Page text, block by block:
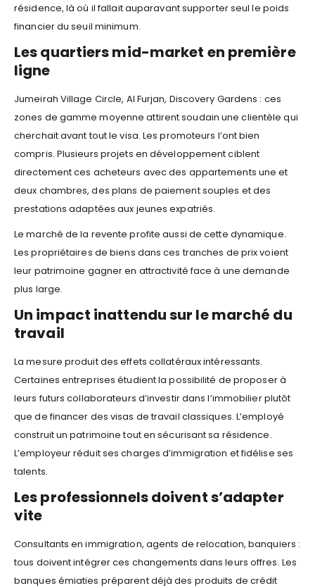
résidence, là où il fallait auparavant supporter seul le poids
financier du seuil minimum.
Les quartiers mid-market en première
ligne
Jumeirah Village Circle, Al Furjan, Discovery Gardens : ces
zones de gamme moyenne attirent soudain une clientèle qui
cherchait avant tout le visa. Les promoteurs l’ont bien
compris. Plusieurs projets en développement ciblent
directement ces acheteurs avec des appartements une et
deux chambres, des plans de paiement souples et des
prestations adaptées aux jeunes expatriés.
Le marché de la revente profite aussi de cette dynamique.
Les propriétaires de biens dans ces tranches de prix voient
leur patrimoine gagner en attractivité face à une demande
plus large.
Un impact inattendu sur le marché du
travail
La mesure produit des effets collatéraux intéressants.
Certaines entreprises étudient la possibilité de proposer à
leurs futurs collaborateurs d’investir dans l’immobilier plutôt
que de financer des visas de travail classiques. L’employé
construit un patrimoine tout en sécurisant sa résidence.
L’employeur réduit ses charges d’immigration et fidélise ses
talents.
Les professionnels doivent s’adapter
vite
Consultants en immigration, agents de relocation, banquiers :
tous doivent intégrer ces changements dans leurs offres. Les
banques émiaties préparent déjà des produits de crédit